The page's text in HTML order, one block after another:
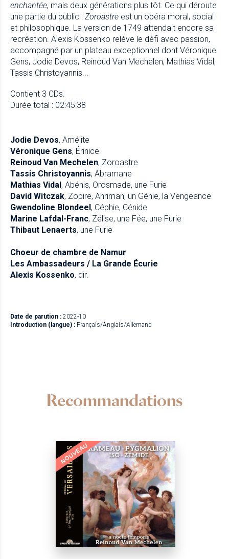
enchantée, mais deux générations plus tôt. Ce qui déroute
une partie du public : Zoroastre est un opéra moral, social
et philosophique. La version de 1749 attendait encore sa
recréation. Alexis Kossenko relève le défi avec passion,
accompagné par un plateau exceptionnel dont Véronique
Gens, Jodie Devos, Reinoud Van Mechelen, Mathias Vidal,
Tassis Christoyannis...
Contient 3 CDs.
Durée total : 02:45:38
Jodie Devos, Amélite
Véronique Gens, Érinice
Reinoud Van Mechelen, Zoroastre
Tassis Christoyannis, Abramane
Mathias Vidal , Abénis, Orosmade, une Furie
David Witczak, Zopire, Ahriman, un Génie, la Vengeance
Gwendoline Blondeel , Céphie, Cénide
Marine Lafdal-Franc, Zélise, une Fée, une Furie
Thibaut Lenaerts, une Furie
Choeur de chambre de Namur
Les Ambassadeurs / La Grande Écurie
Alexis Kossenko, dir.
Date de parution : 2022-10
Introduction (langue) : Français/Anglais/Allemand
Recommandations
NOUVEAU